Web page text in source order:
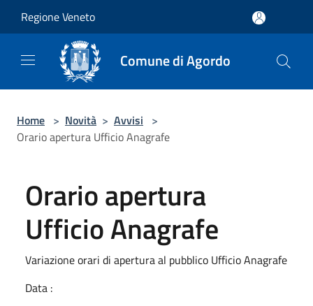
Regione Veneto
Comune di Agordo
Home > Novità > Avvisi >
Orario apertura Ufficio Anagrafe
Orario apertura
Ufficio Anagrafe
Variazione orari di apertura al pubblico Ufficio Anagrafe
Data :